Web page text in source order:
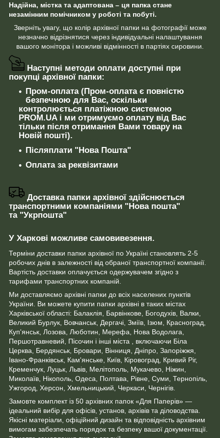
Надійна, містка та адаптована – ця папка стане
незамінним помічником у роботі та побуті.
Зверніть увагу, що колір архівної папки на фотографії може
незначно відрізнятися через індивідуальні налаштування
вашого монітора і можливі відмінності в партіях сировини.
Наступні методи оплати доступні при
покупці архівної папки:
Пром-оплата (Пром-оплата є повністю
безпечною для Вас, оскільки
контролюється платіжною системою
PROM.UA і ми отримуємо оплату від Вас
тільки після отримання Вами товару на
Новій пошті).
Післяплати "Нова Пошта"
Оплата за реквізитами
Доставка папки архівної здійснюється
транспортними компаніями "Нова пошта"
та "Укрпошта"
У Харкові можливе самовивезення.
Терміни доставки папки архівної по Україні становлять 2-5
робочих днів в залежності від обраної транспортної компанії.
Вартість доставки оплачується одержувачем згідно з
тарифами транспортних компаній.
Ми доставляємо архівні папки до всіх населених пунктів
України. Ви можете купити папки архівні в таких містах
Харківської області: Балаклія, Барвінкове, Богодухів, Валки,
Великий Бурлук, Вовчанськ, Дергачі, Зміїв, Ізюм, Красноград,
Куп'янськ, Лозова, Люботин, Мерефа, Нова Водолага,
Першотравневий, Пісочин і інші міста , включаючи Біла
Церква, Бердянськ, Бровари, Вінниця, Дніпро, Запоріжжя,
Івано-Франківськ, Кам'янське, Київ, Кіровоград, Кривий Ріг,
Кременчук, Луцьк, Львів, Мелітополь, Мукачево, Ніжин,
Миколаїв, Нікополь, Одеса, Полтава, Рівне, Суми, Тернопіль,
Ужгород, Херсон, Хмельницький, Черкаси, Чернігів.
Замовте комплект із 50 архівних папок «Для Паперів» —
ідеальний вибір для офісів, установ, архівів та діловодства.
Якісні матеріали, офіційний дизайн та відповідність архівним
вимогам забезпечать порядок та безпеку вашої документації.